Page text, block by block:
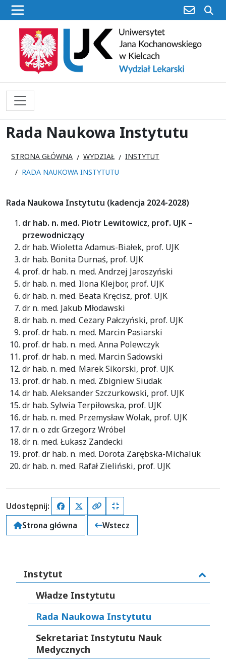
poczta
Rada Naukowa Instytutu
STRONA GŁÓWNA WYDZIAŁ
INSTYTUT
RADA NAUKOWA INSTYTUTU
Rada Naukowa Instytutu (kadencja 2024-2028)
dr hab. n. med. Piotr Lewitowicz, prof. UJK –
przewodniczący
dr hab. Wioletta Adamus-Białek, prof. UJK
dr hab. Bonita Durnaś, prof. UJK
prof. dr hab. n. med. Andrzej Jaroszyński
dr hab. n. med. Ilona Klejbor, prof. UJK
dr hab. n. med. Beata Kręcisz, prof. UJK
dr n. med. Jakub Młodawski
dr hab. n. med. Cezary Pałczyński, prof. UJK
prof. dr hab. n. med. Marcin Pasiarski
prof. dr hab. n. med. Anna Polewczyk
prof. dr hab. n. med. Marcin Sadowski
dr hab. n. med. Marek Sikorski, prof. UJK
prof. dr hab. n. med. Zbigniew Siudak
dr hab. Aleksander Szczurkowski, prof. UJK
dr hab. Sylwia Terpiłowska, prof. UJK
dr hab. n. med. Przemysław Wolak, prof. UJK
dr n. o zdr. Grzegorz Wróbel
dr n. med. Łukasz Zandecki
prof. dr hab. n. med. Dorota Zarębska-Michaluk
dr hab. n. med. Rafał Zieliński, prof. UJK
Udostępnij: FacebookX (Twitter)
Kopiuj pełny link
Kopiuj krótki link
Strona główna
Wstecz
Instytut
Władze Instytutu
Rada Naukowa Instytutu
Sekretariat Instytutu Nauk
Medycznych